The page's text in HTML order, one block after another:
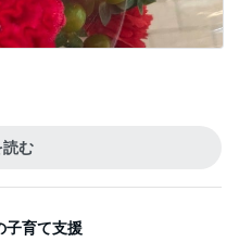
読む
子育て支援